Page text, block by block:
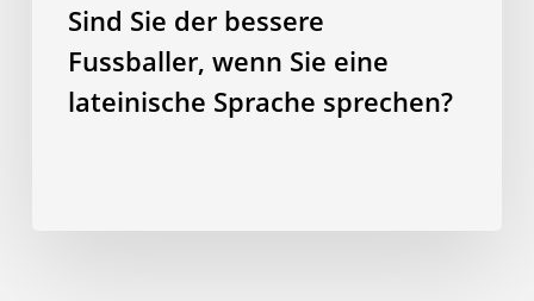
SpracheSind Sie der bessere
Fussballer, wenn Sie eine
lateinische Sprache sprechen?